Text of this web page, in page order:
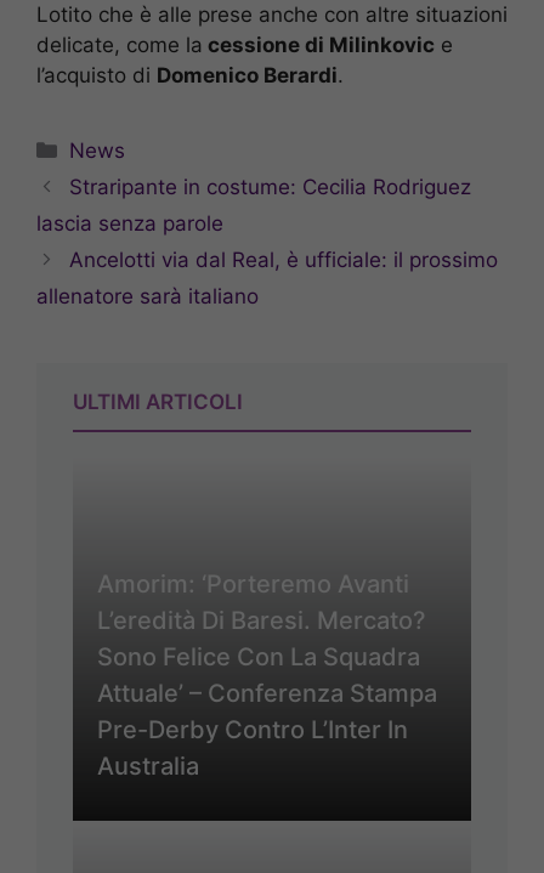
Lotito che è alle prese anche con altre situazioni
delicate, come la cessione di Milinkovic e
l’acquisto di Domenico Berardi.
Categorie
News
Straripante in costume: Cecilia Rodriguez
lascia senza parole
Ancelotti via dal Real, è ufficiale: il prossimo
allenatore sarà italiano
ULTIMI ARTICOLI
Amorim: ‘Porteremo Avanti
L’eredità Di Baresi. Mercato?
Sono Felice Con La Squadra
Attuale’ – Conferenza Stampa
Pre-Derby Contro L’Inter In
Australia